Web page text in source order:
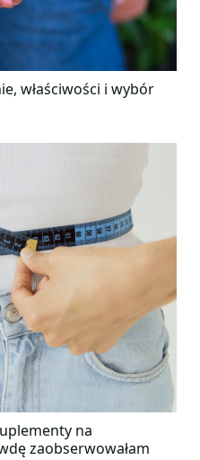
właściwości i wybór
na
zaobserwowałam